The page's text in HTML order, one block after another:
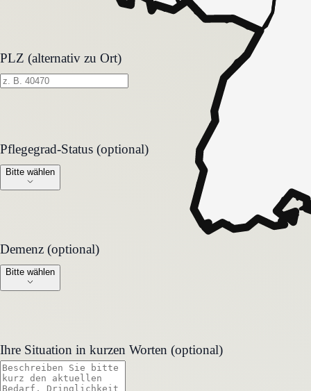
PLZ (alternativ zu Ort)
Pflegegrad-Status (optional)
Pflegegrad-Status (optional)
Bitte wählen
Demenz (optional)
Demenz (optional)
Bitte wählen
Ihre Situation in kurzen Worten (optional)